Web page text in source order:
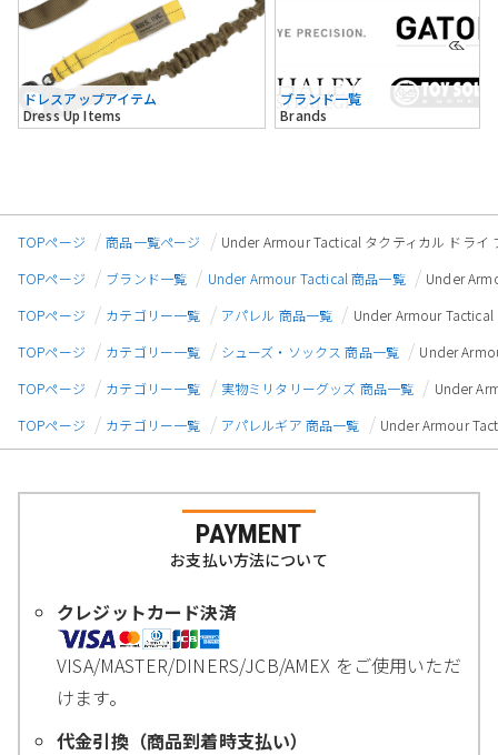
ドレスアップアイテム
Dress Up Items
ブランド一覧
Brands
TOPページ 商品一覧ページ
Under Armour Tactical タクティカル ドライ
TOPページ
ブランド一覧 Under Armour Tactical 商品一覧
Under
TOPページ
カテゴリー一覧 アパレル 商品一覧
Under Armour Tactical
TOPページ
カテゴリー一覧 シューズ・ソックス 商品一覧
Under
TOPページ
カテゴリー一覧 実物ミリタリーグッズ 商品一覧
Under
TOPページ
カテゴリー一覧 アパレルギア 商品一覧 Under Armour
PAYMENT
お支払い方法について
クレジットカード決済
VISA/MASTER/DINERS/JCB/AMEX をご使用いただ
けます。
代金引換（商品到着時支払い）